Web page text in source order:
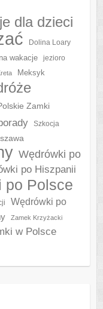
dla dzieci
Dolina Loary
wakacje jezioro
Meksyk
Zamki
Szkocja
Wędrówki po
po Hiszpanii
po Polsce
Wędrówki po
Zamek Krzyżacki
w Polsce